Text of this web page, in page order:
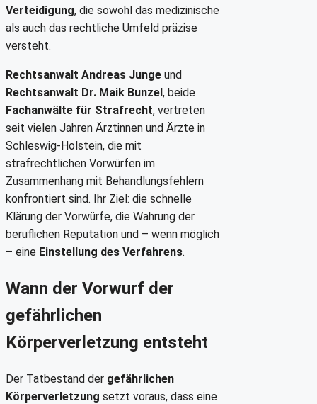
Verteidigung, die sowohl das medizinische
als auch das rechtliche Umfeld präzise
versteht.
Rechtsanwalt Andreas Junge und
Rechtsanwalt Dr. Maik Bunzel, beide
Fachanwälte für Strafrecht, vertreten
seit vielen Jahren Ärztinnen und Ärzte in
Schleswig-Holstein, die mit
strafrechtlichen Vorwürfen im
Zusammenhang mit Behandlungsfehlern
konfrontiert sind. Ihr Ziel: die schnelle
Klärung der Vorwürfe, die Wahrung der
beruflichen Reputation und – wenn möglich
– eine Einstellung des Verfahrens.
Wann der Vorwurf der
gefährlichen
Körperverletzung entsteht
Der Tatbestand der gefährlichen
Körperverletzung setzt voraus, dass eine